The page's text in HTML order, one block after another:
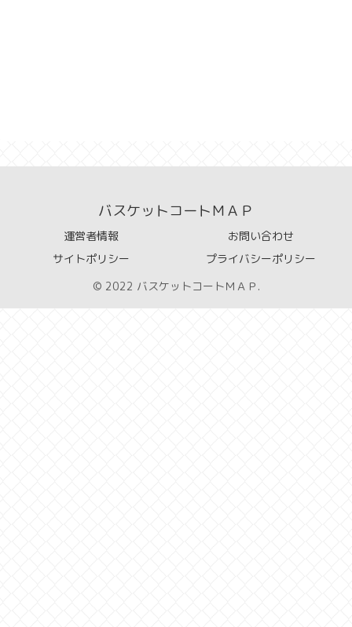
バスケットコートＭＡＰ
運営者情報
お問い合わせ
サイトポリシー
プライバシーポリシー
© 2022 バスケットコートＭＡＰ.